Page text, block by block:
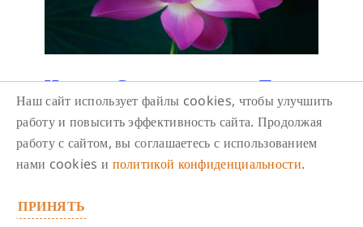
Чтение Сутры о цветке Лотоса
чудесной Дхармы
9 августа/ 14:00 -
Одна из основополагающих сутр Махаяны,
«Алмазной сутрой». «Сутра Лотоса»
Наш сайт использует файлы cookies, чтобы улучшить
работу и повысить эффективность сайта. Продолжая
работу с сайтом, вы соглашаетесь с использованием
нами cookies и политикой конфиденциальности.
ПРИНЯТЬ